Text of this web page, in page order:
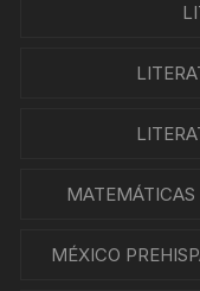
MATEMÁTICAS
MÉXICO